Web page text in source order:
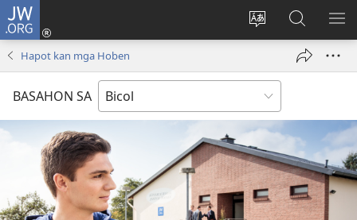
JW.ORG
Ribayan
lengguwahe
kan
Mag-
log
new
Hanapon
sa
JW.ORG
Hapot kan mga Hoben
BASAHON SA